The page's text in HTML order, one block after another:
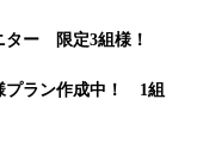
ター 限定3組様！
ラン作成中！ 1組